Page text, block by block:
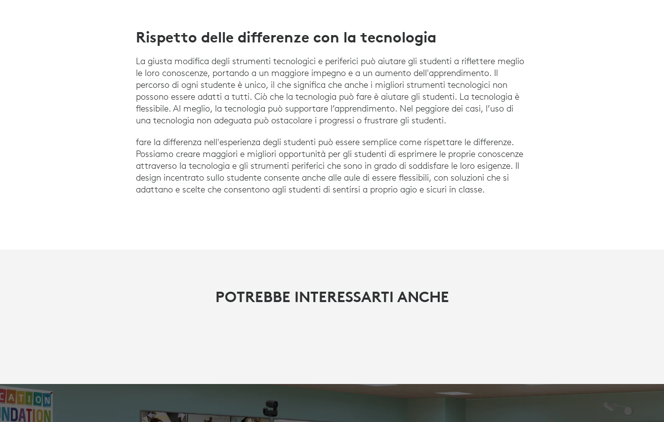
Rispetto delle differenze con la tecnologia
La giusta modifica degli strumenti tecnologici e periferici può aiutare gli studenti a riflettere meglio
le loro conoscenze, portando a un maggiore impegno e a un aumento dell'apprendimento. Il
percorso di ogni studente è unico, il che significa che anche i migliori strumenti tecnologici non
possono essere adatti a tutti. Ciò che la tecnologia può fare è aiutare gli studenti. La tecnologia è
flessibile. Al meglio, la tecnologia può supportare l’apprendimento. Nel peggiore dei casi, l’uso di
una tecnologia non adeguata può ostacolare i progressi o frustrare gli studenti.
fare la differenza nell'esperienza degli studenti può essere semplice come rispettare le differenze.
Possiamo creare maggiori e migliori opportunità per gli studenti di esprimere le proprie conoscenze
attraverso la tecnologia e gli strumenti periferici che sono in grado di soddisfare le loro esigenze. Il
design incentrato sullo studente consente anche alle aule di essere flessibili, con soluzioni che si
adattano e scelte che consentono agli studenti di sentirsi a proprio agio e sicuri in classe.
POTREBBE INTERESSARTI ANCHE